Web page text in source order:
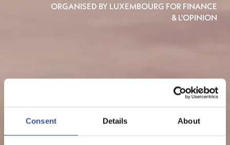
Consent Details About
ORGANISED BY LUXEMBOURG FOR FINANCE
& L'OPINION